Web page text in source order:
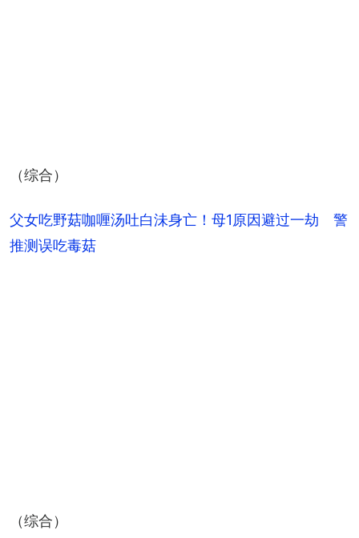
（综合）
父女吃野菇咖喱汤吐白沬身亡！母1原因避过一劫 警
推测误吃毒菇
（综合）